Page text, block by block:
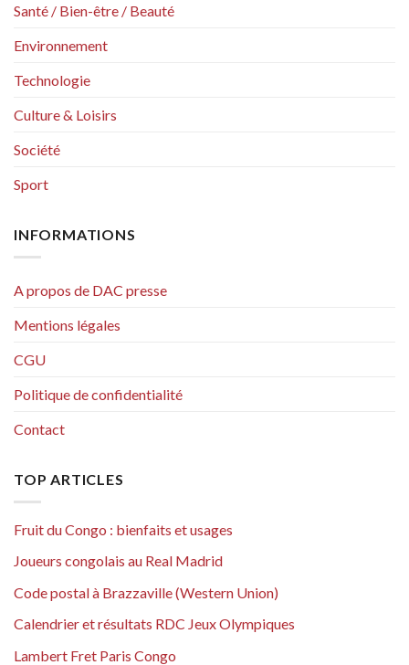
Santé / Bien-être / Beauté
Environnement
Technologie
Culture & Loisirs
Société
Sport
INFORMATIONS
A propos de DAC presse
Mentions légales
CGU
Politique de confidentialité
Contact
TOP ARTICLES
Fruit du Congo : bienfaits et usages
Joueurs congolais au Real Madrid
Code postal à Brazzaville (Western Union)
Calendrier et résultats RDC Jeux Olympiques
Lambert Fret Paris Congo